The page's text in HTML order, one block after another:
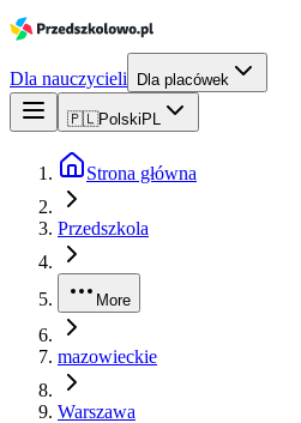
Dla nauczycieli Dla placówek
🇵🇱Polski PL
Strona główna
Przedszkola
More
mazowieckie
Warszawa